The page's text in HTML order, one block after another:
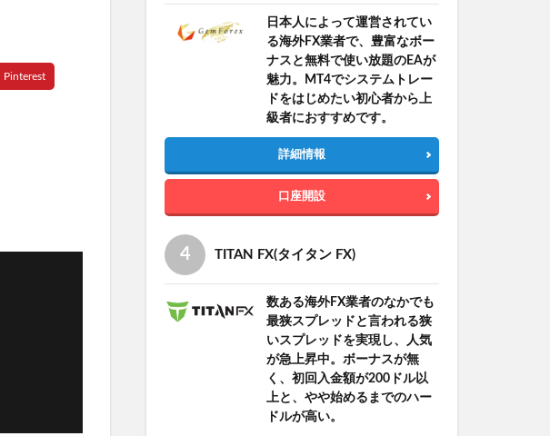
日本人によって運営されてい
る海外FX業者で、豊富なボー
ナスと無料で使い放題のEAが
魅力。MT4でシステムトレー
ドをはじめたい初心者から上
級者におすすめです。
詳細情報
口座開設
TITAN FX(タイタン FX)
数ある海外FX業者のなかでも
最狭スプレッドと言われる狭
いスプレッドを実現し、人気
が急上昇中。ボーナスが無
く、初回入金額が200ドル以
上と、やや始めるまでのハー
ドルが高い。